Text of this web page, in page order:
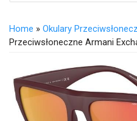
Home » Okulary
Przeciwsłoneczne Armani